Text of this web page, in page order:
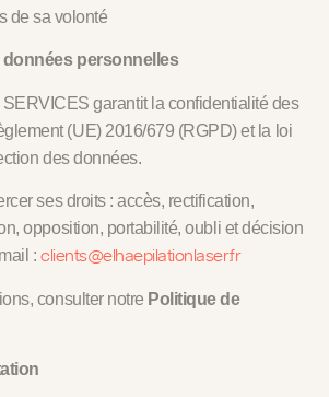
de sa volonté
données personnelles
garantit la confidentialité des
(UE) 2016/679 (RGPD) et la loi
des données.
ses droits : accès, rectification,
opposition, portabilité, oubli et décision
: clients@elhaepilationlaser.fr
consulter notre Politique de